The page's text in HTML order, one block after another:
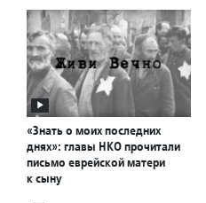
«Знать о моих последних
днях»: главы НКО прочитали
письмо еврейской матери
к сыну